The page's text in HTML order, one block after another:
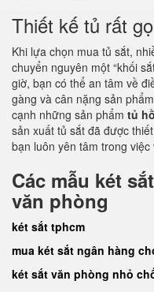
Thiết kế tủ rất
Khi lựa chọn mua tủ sắt,
chuyển nguyên một “khối
giờ, bạn có thể an tâm về
gàng và cân nặng sản
cạnh những sản phẩm tủ
sản xuất tủ sắt đã được
bạn luôn yên tâm trong
Các mẫu két
văn phòng
két sắt tphcm
mua két sắt ngân hàng
két sắt văn phòng nhỏ